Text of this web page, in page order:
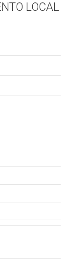
LOCAL